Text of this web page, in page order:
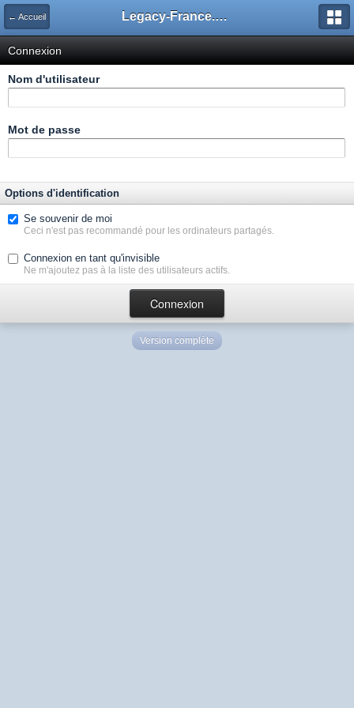
← Accueil Legacy-France.org - Forum
Connexion
Nom d'utilisateur
Mot de passe
Options d'identification
Se souvenir de moi
Ceci n'est pas recommandé pour les ordinateurs partagés.
Connexion en tant qu'invisible
Ne m'ajoutez pas à la liste des utilisateurs actifs.
Version complète